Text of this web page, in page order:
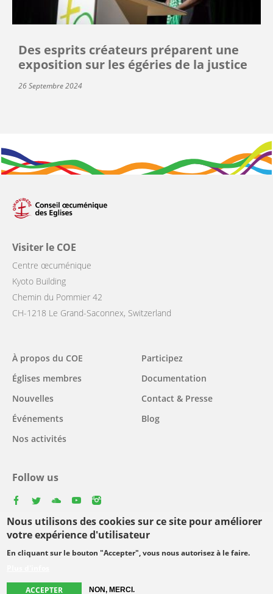
Nous utilisons des cookies sur ce site pour améliorer
votre expérience d'utilisateur
En cliquant sur le bouton "Accepter", vous nous autorisez à le faire.
ACCEPTER NON, MERCI.
Des esprits créateurs préparent une
exposition sur les égéries de la justice
26 Septembre 2024
Visiter le COE
Centre œcuménique
Kyoto Building
Chemin du Pommier 42
CH-1218 Le Grand-Saconnex, Switzerland
Main
navigation
À propos du COE
Églises membres
Nouvelles
Événements
Nos activités
Participez
Documentation
Contact & Presse
Blog
Follow us
Select
your
Footer
Protection des données personnelles